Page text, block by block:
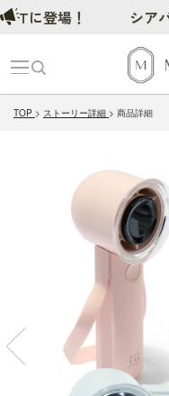
TOP ストーリー詳細 商品詳細
登場！ シアバタ